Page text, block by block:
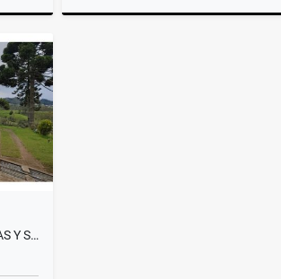
CASA CERCA AL ALTO DE PALMAS Y SANTA ELENA